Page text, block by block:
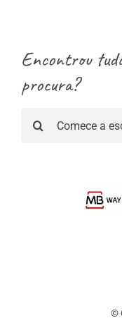
Encontrou
procura?
©